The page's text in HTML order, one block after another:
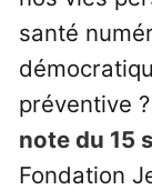
santé
préventive
note du 15
Fondation